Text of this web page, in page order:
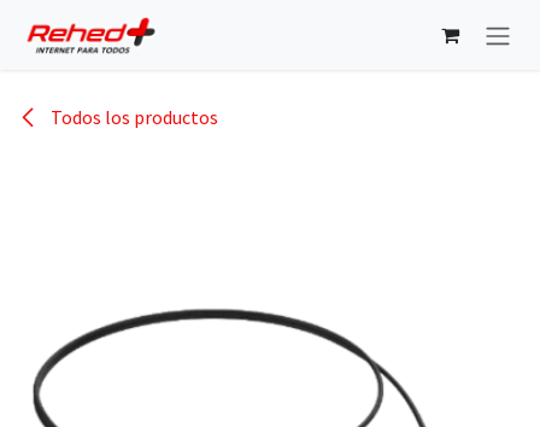
Todos los productos